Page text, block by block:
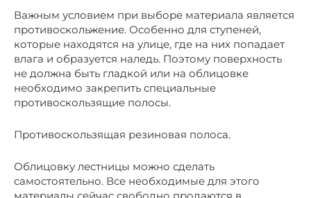
Важным условием при выборе материала является
противоскольжение. Особенно для ступеней,
которые находятся на улице, где на них попадает
влага и образуется наледь. Поэтому поверхность
не должна быть гладкой или на облицовке
необходимо закрепить специальные
противоскользящие полосы.
Противоскользящая резиновая полоса.
Облицовку лестницы можно сделать
самостоятельно. Все необходимые для этого